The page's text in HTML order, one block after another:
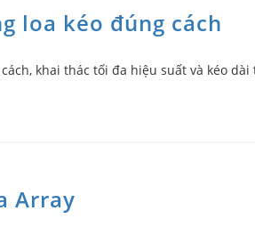
loa kéo đúng cách
khai thác tối đa hiệu suất và kéo
Array